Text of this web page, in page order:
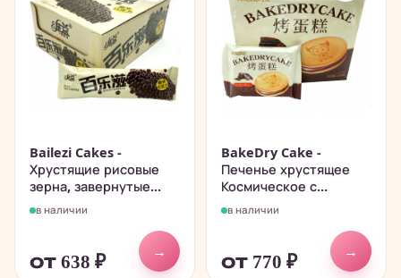
Bailezi Cakes -
Хрустящие рисовые
зерна, завернутые...
в наличии
от 638 ₽
→
BakeDry Cake -
Печенье хрустящее
Космическое с...
в наличии
от 770 ₽
→